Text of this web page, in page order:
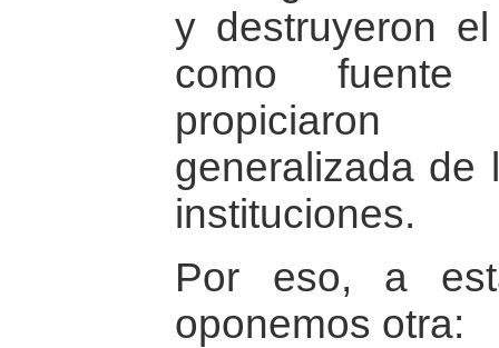
y destruyeron
como
propiciaron
generalizada de
instituciones.
Por eso, a
oponemos otra: